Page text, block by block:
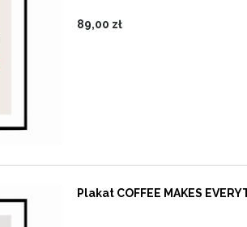
89,00 zł
Plakat COFFEE MAKES